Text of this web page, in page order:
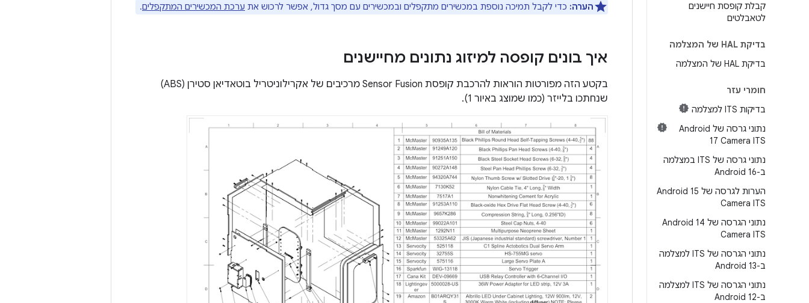
קבלת קופסת חיישנים
לטאבלטים
בדיקת HAL של המצלמה
בדיקת HAL של המצלמה
חומרי עזר
בדיקות ITS למצלמה
נתוני גרסה של Android
17 Camera ITS
נתוני גרסה של ITS במצלמה
ב-Android 16
הערות לגרסה של Android 15
Camera ITS
נתוני הגרסה של Android 14
Camera ITS
נתוני הגרסה של ITS למצלמה
ב-Android 13
נתוני הגרסה של ITS למצלמה
ב-Android 12
הערה: כדי לקבל תמיכה נוספת במכשירים מתקפלים ובמכשירים עם מסך גדול, אפשר לרכוש את ערכת המכשירים המתקפלים.
איך בונים קופסה למיזוג נתונים מחיישנים
בקטע הזה מפורטות הוראות להרכבת קופסת Sensor Fusion מרכיבים של אקרילוניטריל בוטאדיאן סטירן (ABS)
שנחתכו בלייזר (כמו שמוצג באיור 1).